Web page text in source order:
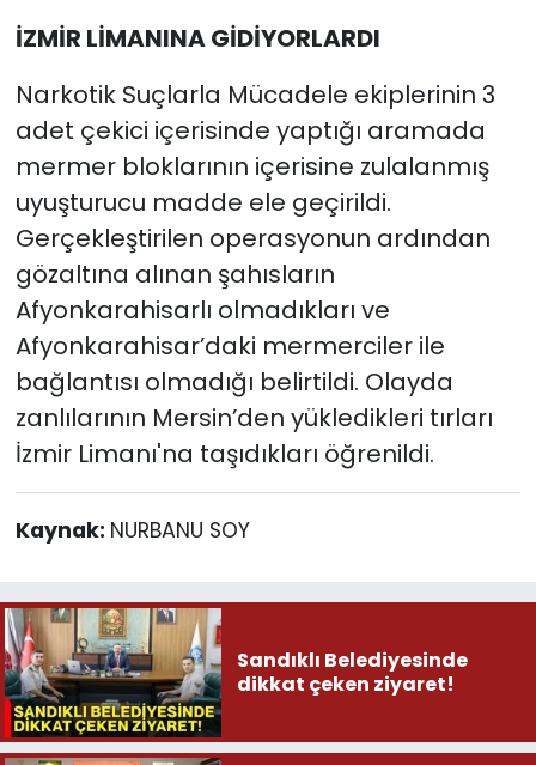
İZMİR LİMANINA GİDİYORLARDI
Narkotik Suçlarla Mücadele ekiplerinin 3
adet çekici içerisinde yaptığı aramada
mermer bloklarının içerisine zulalanmış
uyuşturucu madde ele geçirildi.
Gerçekleştirilen operasyonun ardından
gözaltına alınan şahısların
Afyonkarahisarlı olmadıkları ve
Afyonkarahisar’daki mermerciler ile
bağlantısı olmadığı belirtildi. Olayda
zanlılarının Mersin’den yükledikleri tırları
İzmir Limanı'na taşıdıkları öğrenildi.
Kaynak: NURBANU SOY
Sandıklı Belediyesinde
dikkat çeken ziyaret!